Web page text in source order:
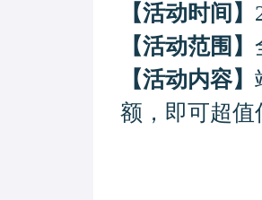
【活动时间】
【活动范围】
【活动内容】
额，即可超值